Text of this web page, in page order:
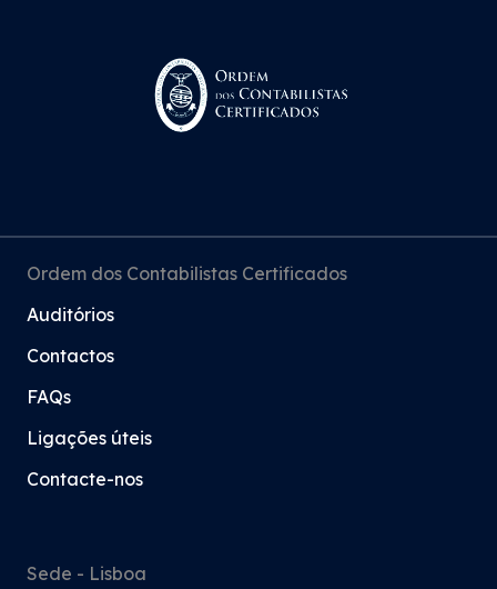
Ordem dos Contabilistas Certificados
Auditórios
Contactos
FAQs
Ligações úteis
Contacte-nos
Sede - Lisboa